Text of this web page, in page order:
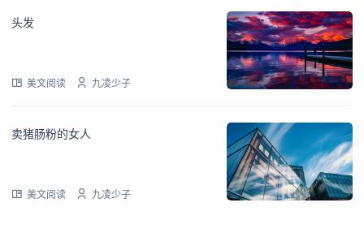
头发
美文阅读 九凌少子
卖猪肠粉的女人
美文阅读 九凌少子